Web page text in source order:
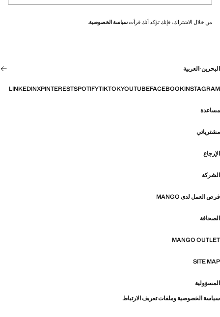
من خلال الاشتراك، فإنك تؤكد أنك قرأتسياسة الخصوصية.
البحرين·العربية
INSTAGRAM
FACEBOOK
YOUTUBE
TIKTOK
SPOTIFY
PINTEREST
X
LINKEDIN
مساعدة
مشترياتي
الإرجاع
الشركة
فرص العمل لدى MANGO
الصحافة
MANGO OUTLET
SITE MAP
المسؤولية
سياسة الخصوصية وملفات تعريف الارتباط